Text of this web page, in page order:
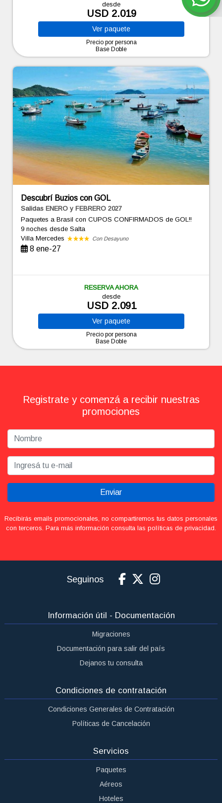
desde
USD 2.019
Ver paquete
Precio por persona
Base Doble
Descubrí Buzios con GOL
Salidas ENERO y FEBRERO 2027
Paquetes a Brasil con CUPOS CONFIRMADOS de GOL!!
9 nochesdesde Salta
Villa Mercedes
Con Desayuno
8 ene-27
RESERVA AHORA
desde
USD 2.091
Ver paquete
Precio por persona
Base Doble
Registrate y comenzá a recibir nuestras
promociones
Enviar
Recibirás emails promocionales, no compartiremos tus datos personales
con terceros. Para más información consulta las políticas de privacidad.
Seguinos
Información útil - Documentación
Migraciones
Documentación para salir del país
Dejanos tu consulta
Condiciones de contratación
Condiciones Generales de Contratación
Políticas de Cancelación
Servicios
Paquetes
Aéreos
Hoteles